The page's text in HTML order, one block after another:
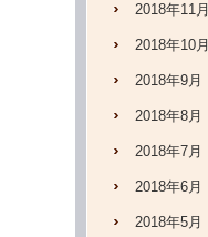
2018年11月
2018年10月
2018年9月
2018年8月
2018年7月
2018年6月
2018年5月